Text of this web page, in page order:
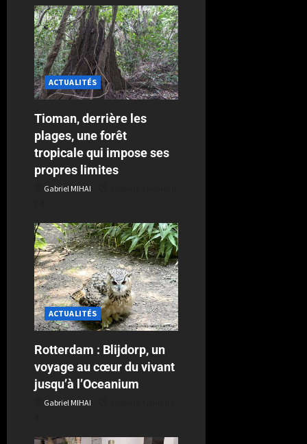
ACTUALITÉS
Tioman, derrière les
plages, une forêt
tropicale qui impose ses
propres limites
Gabriel MIHAI
ACTUALITÉS
Rotterdam : Blijdorp, un
voyage au cœur du vivant
jusqu’à l’Oceanium
Gabriel MIHAI